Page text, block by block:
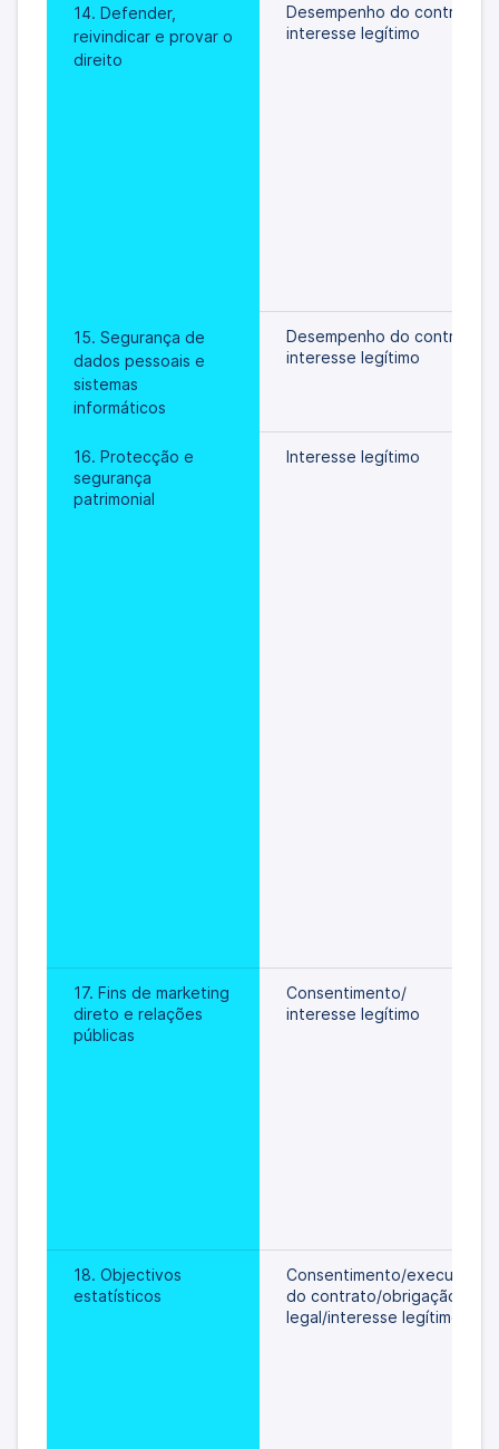
14. Defender,
reivindicar e provar o
direito
Desempenho do contrato/
interesse legítimo
15. Segurança de
dados pessoais e
sistemas
informáticos
Desempenho do contrato/
interesse legítimo
16. Protecção e
segurança
patrimonial
Interesse legítimo
17. Fins de marketing
direto e relações
públicas
Consentimento/
interesse legítimo
18. Objectivos
estatísticos
Consentimento/execução
do contrato/obrigação
legal/interesse legítimo